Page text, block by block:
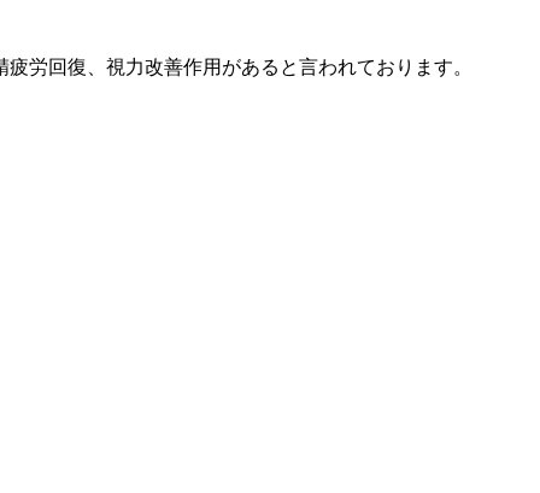
労回復、視力改善作用があると言われております。